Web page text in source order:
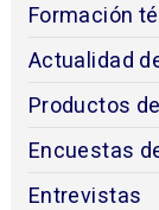
Formación
Actualidad
Productos
Encuestas
Entrevistas